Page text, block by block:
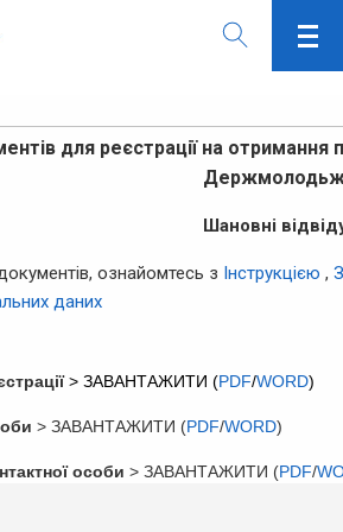
для реєстрації на отримання
Шановні
ознайомтесь з Інструкцією ,
даних
> ЗАВАНТАЖИТИ (PDF/WORD)
> ЗАВАНТАЖИТИ (PDF/WORD)
особи > ЗАВАНТАЖИТИ (PDF/